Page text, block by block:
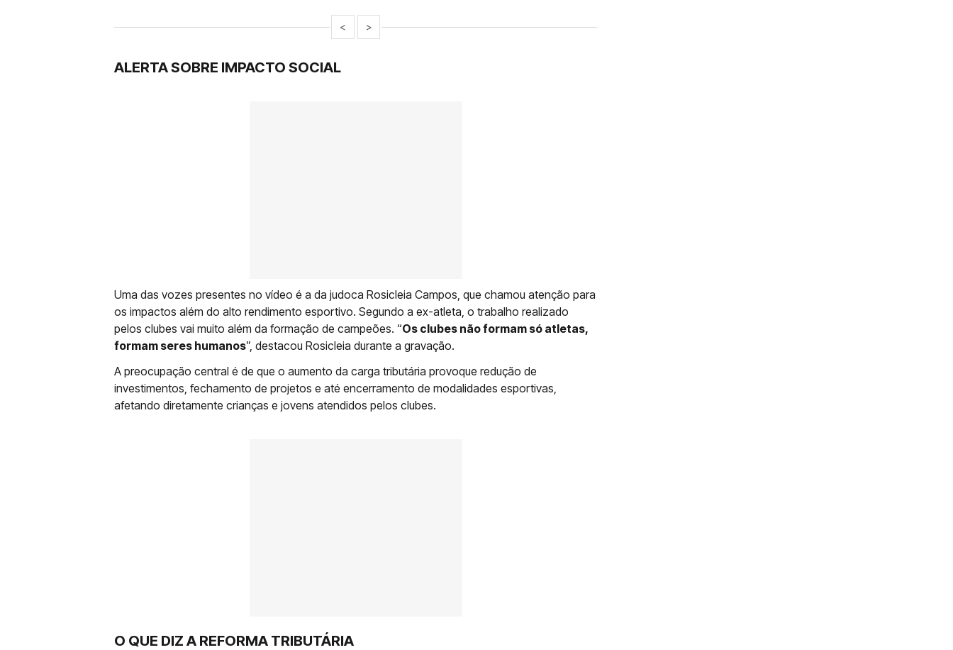
< >
ALERTA SOBRE IMPACTO SOCIAL
Uma das vozes presentes no vídeo é a da judoca Rosicleia Campos, que chamou atenção para
os impactos além do alto rendimento esportivo. Segundo a ex-atleta, o trabalho realizado
pelos clubes vai muito além da formação de campeões. “Os clubes não formam só atletas,
formam seres humanos”, destacou Rosicleia durante a gravação.
A preocupação central é de que o aumento da carga tributária provoque redução de
investimentos, fechamento de projetos e até encerramento de modalidades esportivas,
afetando diretamente crianças e jovens atendidos pelos clubes.
O QUE DIZ A REFORMA TRIBUTÁRIA